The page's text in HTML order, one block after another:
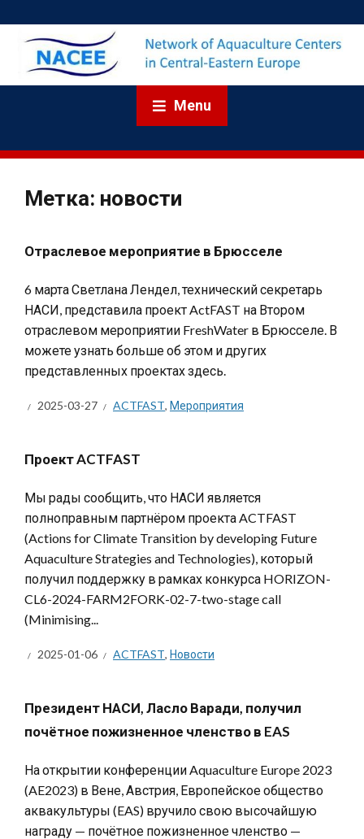
Menu
Метка: новости
Отраслевое мероприятие в Брюсселе
6 марта Светлана Лендел, технический секретарь
НАСИ, представила проект ActFAST на Втором
отраслевом мероприятии FreshWater в Брюсселе. В
можете узнать больше об этом и других
представленных проектах здесь.
2025-03-27 ACTFAST, Мероприятия
Проект ACTFAST
Мы рады сообщить, что НАСИ является
полноправным партнёром проекта ACTFAST
(Actions for Climate Transition by developing Future
Aquaculture Strategies and Technologies), который
получил поддержку в рамках конкурса HORIZON-
CL6-2024-FARM2FORK-02-7-two-stage call
(Minimising...
2025-01-06 ACTFAST, Новости
Президент НАСИ, Ласло Варади, получил
почётное пожизненное членство в EAS
На открытии конференции Aquaculture Europe 2023
(AE2023) в Вене, Австрия, Европейское общество
аквакультуры (EAS) вручило свою высочайшую
награду — почётное пожизненное членство —